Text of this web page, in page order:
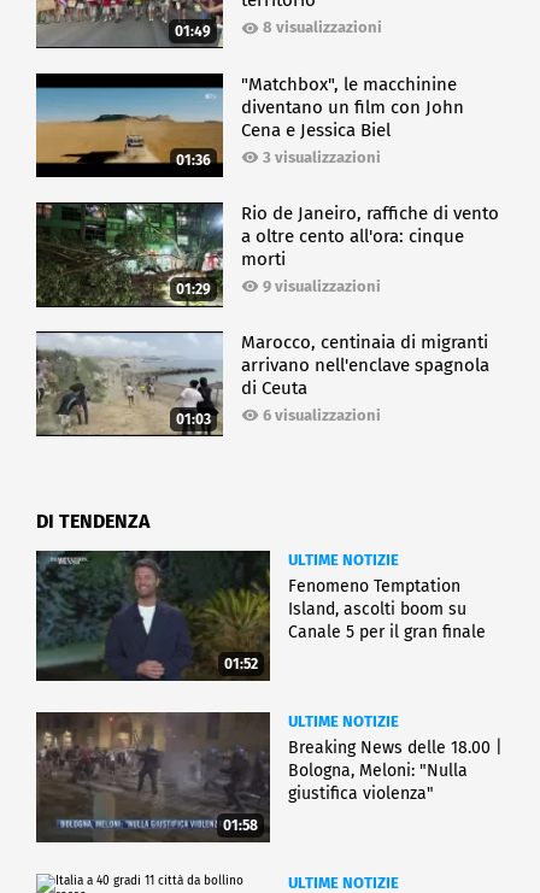
01:49 8 visualizzazioni
01:36
"Matchbox", le macchinine
diventano un film con John
Cena e Jessica Biel
3 visualizzazioni
01:29
Rio de Janeiro, raffiche di vento
a oltre cento all'ora: cinque
morti
9 visualizzazioni
01:03
Marocco, centinaia di migranti
arrivano nell'enclave spagnola
di Ceuta
6 visualizzazioni
DI TENDENZA
01:52
ULTIME NOTIZIE
Fenomeno Temptation
Island, ascolti boom su
Canale 5 per il gran finale
01:58
ULTIME NOTIZIE
Breaking News delle 18.00 |
Bologna, Meloni: "Nulla
giustifica violenza"
ULTIME NOTIZIE